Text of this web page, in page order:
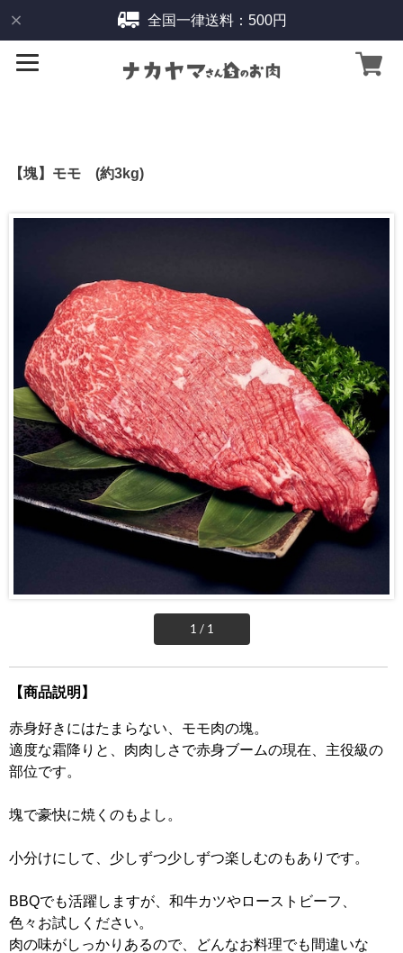
全国一律送料：500円
【塊】モモ (約3kg)
1 / 1
【商品説明】
赤身好きにはたまらない、モモ肉の塊。
適度な霜降りと、肉肉しさで赤身ブームの現在、主役級の
部位です。
塊で豪快に焼くのもよし。
小分けにして、少しずつ少しずつ楽しむのもありです。
BBQでも活躍しますが、和牛カツやローストビーフ、
色々お試しください。
肉の味がしっかりあるので、どんなお料理でも間違いな